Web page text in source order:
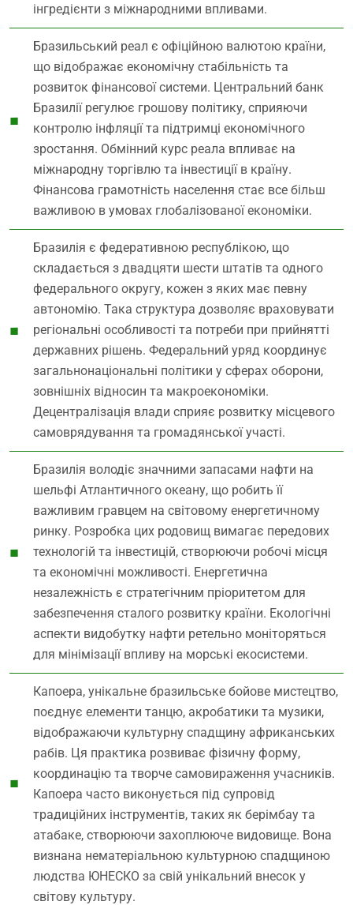
інгредієнти з міжнародними впливами.
Бразильський реал є офіційною валютою країни,
що відображає економічну стабільність та
розвиток фінансової системи. Центральний банк
Бразилії регулює грошову політику, сприяючи
контролю інфляції та підтримці економічного
зростання. Обмінний курс реала впливає на
міжнародну торгівлю та інвестиції в країну.
Фінансова грамотність населення стає все більш
важливою в умовах глобалізованої економіки.
Бразилія є федеративною республікою, що
складається з двадцяти шести штатів та одного
федерального округу, кожен з яких має певну
автономію. Така структура дозволяє враховувати
регіональні особливості та потреби при прийнятті
державних рішень. Федеральний уряд координує
загальнонаціональні політики у сферах оборони,
зовнішніх відносин та макроекономіки.
Децентралізація влади сприяє розвитку місцевого
самоврядування та громадянської участі.
Бразилія володіє значними запасами нафти на
шельфі Атлантичного океану, що робить її
важливим гравцем на світовому енергетичному
ринку. Розробка цих родовищ вимагає передових
технологій та інвестицій, створюючи робочі місця
та економічні можливості. Енергетична
незалежність є стратегічним пріоритетом для
забезпечення сталого розвитку країни. Екологічні
аспекти видобутку нафти ретельно моніторяться
для мінімізації впливу на морські екосистеми.
Капоера, унікальне бразильське бойове мистецтво,
поєднує елементи танцю, акробатики та музики,
відображаючи культурну спадщину африканських
рабів. Ця практика розвиває фізичну форму,
координацію та творче самовираження учасників.
Капоера часто виконується під супровід
традиційних інструментів, таких як берімбау та
атабаке, створюючи захоплююче видовище. Вона
визнана нематеріальною культурною спадщиною
людства ЮНЕСКО за свій унікальний внесок у
світову культуру.